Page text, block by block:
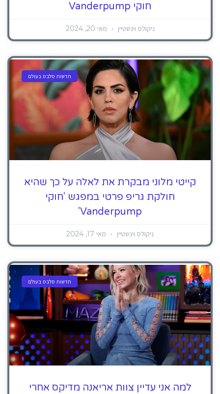
חוקי Vanderpump
ניקולס וינשטיין מאי 20, 2024
חדשות סלבס בעולם
קייטי מלוני מבקרת את לאלה על כך שהיא
חולקת גריפ פרטי במפגש 'חוקי
Vanderpump'
ניקולס וינשטיין מאי 17, 2024
חדשות סלבס בעולם
למה אני עדיין צוות אריאנה מדיקס אחרי